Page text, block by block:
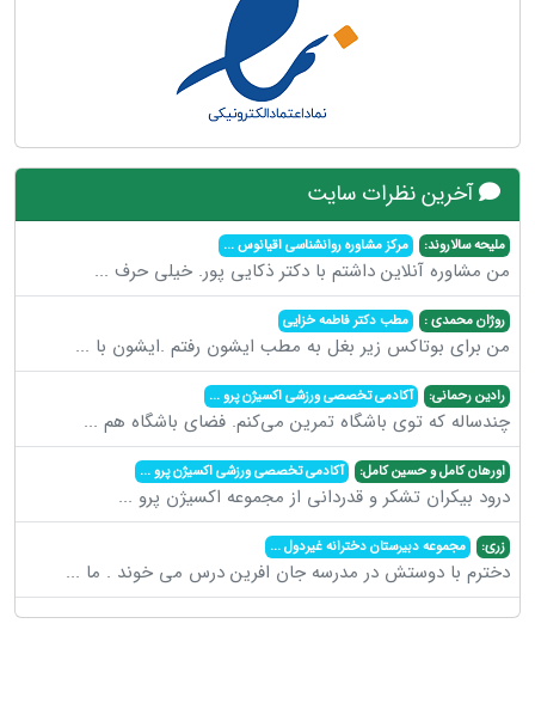
آخرین نظرات سایت
ملیحه سالاروند: مرکز مشاوره روانشناسی اقیانوس...
من مشاوره آنلاین داشتم با دکتر ذکایی پور. خیلی حرف ...
روژان محمدی : مطب دکتر فاطمه خزایی
من برای بوتاکس زیر بغل به مطب ایشون رفتم .ایشون با ...
رادین رحمانی: آکادمی تخصصی ورزشی اکسیژن پرو...
چندساله که توی باشگاه تمرین می‌کنم. فضای باشگاه هم ...
اورهان کامل و حسین کامل: آکادمی تخصصی ورزشی اکسیژن پرو...
درود بیکران تشکر و قدردانی از مجموعه اکسیژن پرو ...
زری: مجموعه دبیرستان دخترانه غیردول...
دخترم با دوستش در مدرسه جان افرین درس می خوند . ما ...